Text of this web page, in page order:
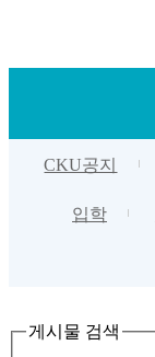
CKU공지
입학
게시물 검색